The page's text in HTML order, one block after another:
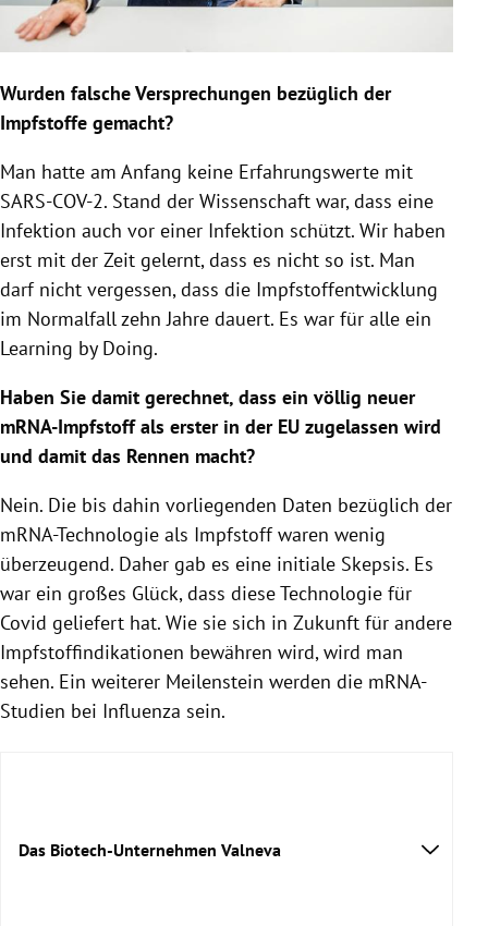
Wurden falsche Versprechungen bezüglich der
Impfstoffe gemacht?
Man hatte am Anfang keine Erfahrungswerte mit
SARS-COV-2. Stand der Wissenschaft war, dass eine
Infektion auch vor einer Infektion schützt. Wir haben
erst mit der Zeit gelernt, dass es nicht so ist. Man
darf nicht vergessen, dass die Impfstoffentwicklung
im Normalfall zehn Jahre dauert. Es war für alle ein
Learning by Doing.
Haben Sie damit gerechnet, dass ein völlig neuer
mRNA-Impfstoff als erster in der EU zugelassen wird
und damit das Rennen macht?
Nein. Die bis dahin vorliegenden Daten bezüglich der
mRNA-Technologie als Impfstoff waren wenig
überzeugend. Daher gab es eine initiale Skepsis. Es
war ein großes Glück, dass diese Technologie für
Covid geliefert hat. Wie sie sich in Zukunft für andere
Impfstoffindikationen bewähren wird, wird man
sehen. Ein weiterer Meilenstein werden die mRNA-
Studien bei Influenza sein.
Das Biotech-Unternehmen Valneva